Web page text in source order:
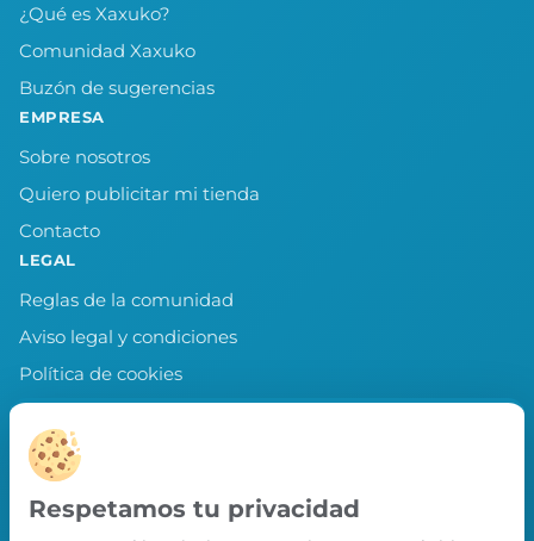
¿Qué es Xaxuko?
Comunidad Xaxuko
Buzón de sugerencias
EMPRESA
Sobre nosotros
Quiero publicitar mi tienda
Contacto
LEGAL
Reglas de la comunidad
Aviso legal y condiciones
Política de cookies
Política de privacidad
Preferencias de cookies
LLEVA XAXUKO CONTIGO
Chollos, misiones y recompensas desde
Respetamos tu privacidad